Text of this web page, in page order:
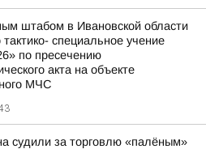
штабом в Ивановской области
специальное учение
по пресечению
акта на объекте
МЧС
судили за торговлю «палёным»